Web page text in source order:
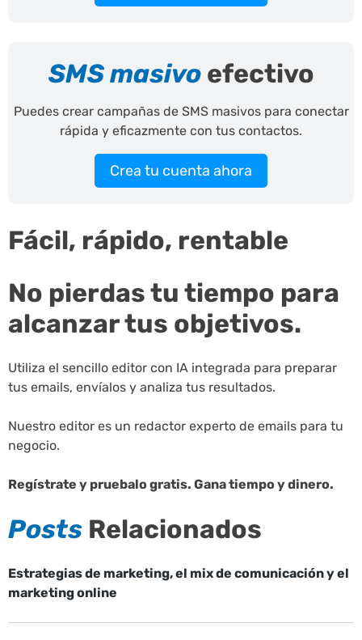
SMS masivoefectivo
Puedes crear campañas de SMS masivos para conectar
rápida y eficazmente con tus contactos.
Crea tu cuenta ahora
Fácil, rápido, rentable
No pierdas tu tiempo para
alcanzar tus objetivos.
Utiliza el sencillo editor con IA integrada para preparar
tus emails, envíalos y analiza tus resultados.
Nuestro editor es un redactor experto de emails para tu
negocio.
Regístrate y pruebalo gratis. Gana tiempo y dinero.
Posts Relacionados
Estrategias de marketing, el mix de comunicación y el
marketing online